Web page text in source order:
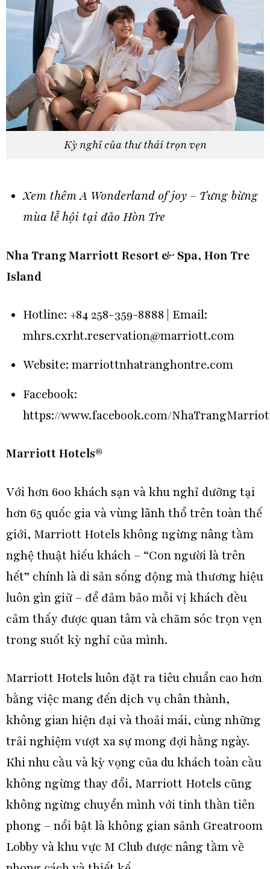
Kỳ nghỉ của thư thái trọn vẹn
Xem thêmA Wonderland of joy – Tưng bừng
mùa lễ hội tại đảo Hòn Tre
Nha Trang Marriott Resort & Spa, Hon Tre
Island
Hotline: +84 258-359-8888 | Email:
mhrs.cxrht.reservation@marriott.com
Website:marriottnhatranghontre.com
Facebook:
https://www.facebook.com/
Marriott Hotels®
Với hơn 600 khách sạn và khu nghỉ dưỡng tại
hơn 65 quốc gia và vùng lãnh thổ trên toàn thế
giới, Marriott Hotels không ngừng nâng tầm
nghệ thuật hiếu khách – “Con người là trên
hết” chính là di sản sống động mà thương hiệu
luôn gìn giữ – để đảm bảo mỗi vị khách đều
cảm thấy được quan tâm và chăm sóc trọn vẹn
trong suốt kỳ nghỉ của mình.
Marriott Hotels luôn đặt ra tiêu chuẩn cao hơn
bằng việc mang đến dịch vụ chân thành,
không gian hiện đại và thoải mái, cùng những
trải nghiệm vượt xa sự mong đợi hằng ngày.
Khi nhu cầu và kỳ vọng của du khách toàn cầu
không ngừng thay đổi, Marriott Hotels cũng
không ngừng chuyển mình với tinh thần tiên
phong – nổi bật là không gian sảnh Greatroom
Lobby và khu vực M Club được nâng tầm về